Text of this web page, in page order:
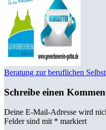
Beratung zur beruflichen
Schreibe einen
Deine E-Mail-Adresse wird
Felder sind mit * markiert